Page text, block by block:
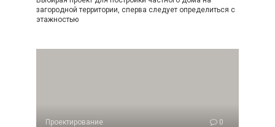
загородной территории, сперва следует определиться с
этажностью
Проектирование 0